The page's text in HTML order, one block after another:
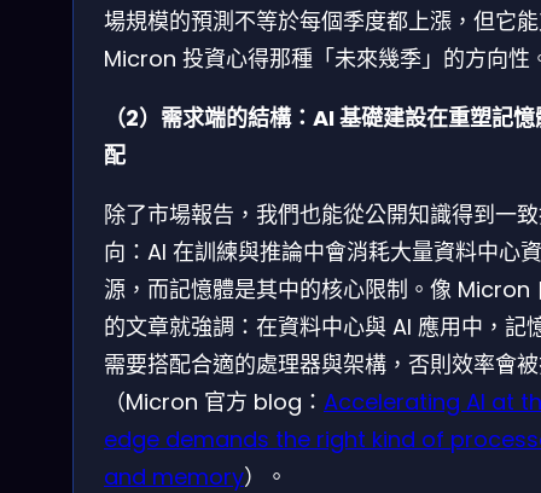
場規模的預測不等於每個季度都上漲，但它
Micron 投資心得那種「未來幾季」的方向性
（2）需求端的結構：AI 基礎建設在重塑記
配
除了市場報告，我們也能從公開知識得到一
向：AI 在訓練與推論中會消耗大量資料中心資
源，而記憶體是其中的核心限制。像 Micron
的文章就強調：在資料中心與 AI 應用中，記
需要搭配合適的處理器與架構，否則效率會
（Micron 官方 blog： Accelerating AI at
edge demands the right kind of
and memory）。